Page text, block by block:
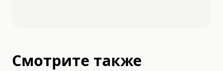
Смотрите также